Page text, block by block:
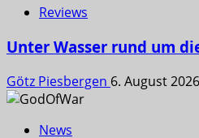
Reviews
Unter Wasser rund um
Götz Piesbergen 6. August 2026
News